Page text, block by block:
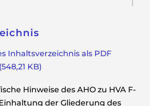
Inhaltsverzeichnis als PDF
KB)
Hinweise des AHO zu HVA F-
der Gliederung des